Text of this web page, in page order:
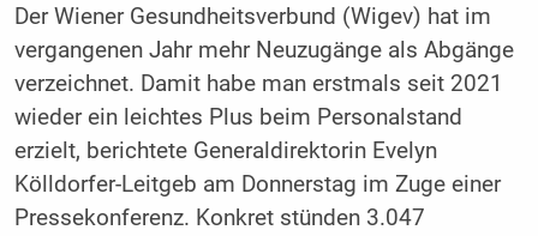
Der Wiener Gesundheitsverbund (Wigev) hat im
vergangenen Jahr mehr Neuzugänge als Abgänge
verzeichnet. Damit habe man erstmals seit 2021
wieder ein leichtes Plus beim Personalstand
erzielt, berichtete Generaldirektorin Evelyn
Kölldorfer-Leitgeb am Donnerstag im Zuge einer
Pressekonferenz. Konkret stünden 3.047